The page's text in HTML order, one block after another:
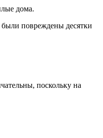
дома.
были повреждены десятки
поскольку на